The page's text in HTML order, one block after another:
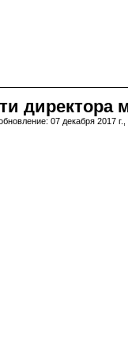
директора
07 декабря 2017 г.,